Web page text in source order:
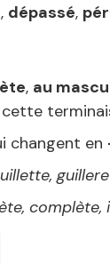
, dépassé,
, au
changent en
complète,